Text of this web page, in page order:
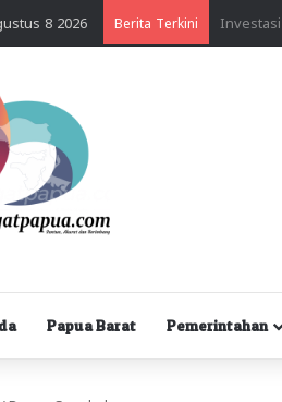
8 2026 Berita Terkini
Papua Barat Pemerintahan